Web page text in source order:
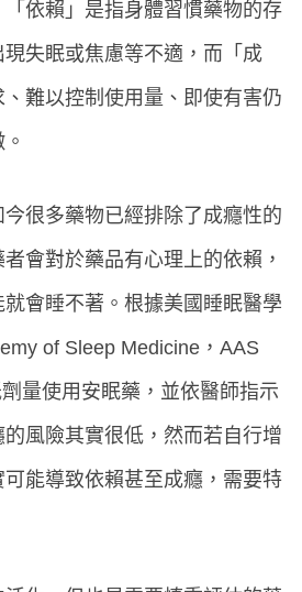
依賴」是指身體習慣藥物的存
失眠或焦慮等不適，而「成
難以控制使用量、即使有害仍
很多藥物已經排除了成癮性的
會對於藥品有心理上的依賴，
會睡不著。根據美國睡眠醫學
of Sleep Medicine，AAS
量使用安眠藥，並依醫師指示
風險其實很低，然而若自行增
能導致依賴甚至成癮，需要特